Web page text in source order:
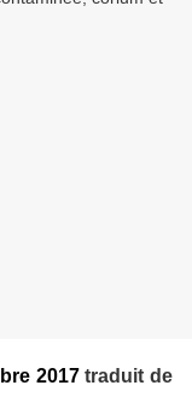
2017traduit de